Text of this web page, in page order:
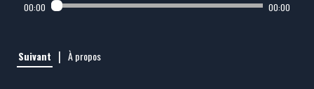
00:00 00:00
Suivant | À propos